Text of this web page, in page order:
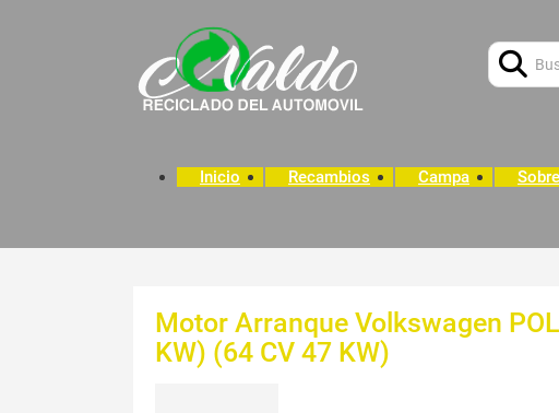
Inicio Recambios Campa
Motor Arranque Volkswagen
KW) (64 CV 47 KW)